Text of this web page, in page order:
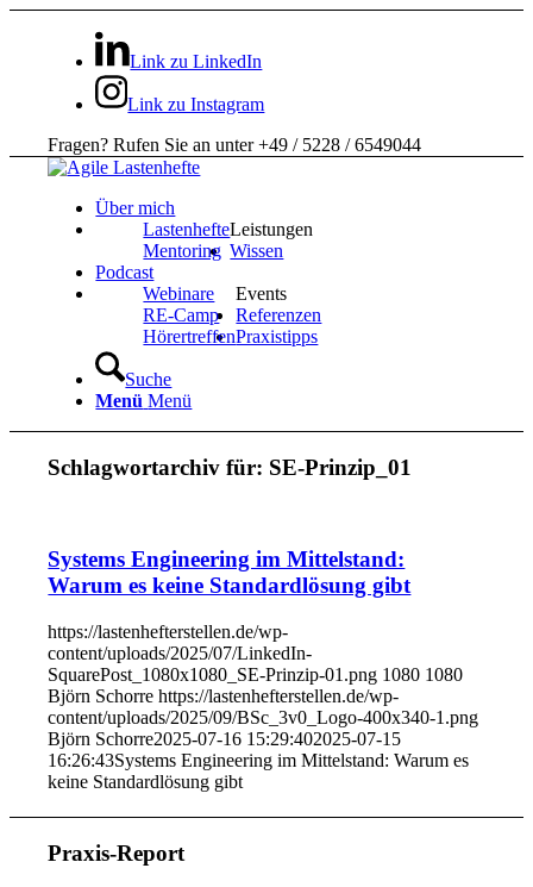
Link zu LinkedIn
Link zu Instagram
Fragen? Rufen Sie an unter +49 / 5228 / 6549044
Über mich
Leistungen
Lastenhefte
Mentoring Wissen
Podcast
Events
Webinare
RE-Camp
Hörertreffen
Referenzen
Praxistipps
Suche
Menü Menü
Schlagwortarchiv für: SE-Prinzip_01
Systems Engineering im Mittelstand:
Warum es keine Standardlösung gibt
https://lastenhefterstellen.de/wp-
content/uploads/2025/07/LinkedIn-
SquarePost_1080x1080_SE-Prinzip-01.png 1080 1080
Björn Schorre https://lastenhefterstellen.de/wp-
content/uploads/2025/09/BSc_3v0_Logo-400x340-1.png
Björn Schorre2025-07-16 15:29:402025-07-15
16:26:43Systems Engineering im Mittelstand: Warum es
keine Standardlösung gibt
Praxis-Report